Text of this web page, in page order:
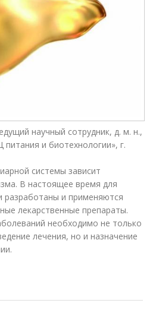
научный сотрудник, д. м. н.,
и биотехнологии», г.
системы зависит
В настоящее время для
разработаны и применяются
лекарственные препараты.
необходимо не только
лечения, но и назначение